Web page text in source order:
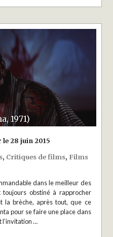
1971)
28 juin 2015
, Critiques de films, Films
dans le meilleur des
toujours obstiné à rapprocher
la brèche, après tout, que ce
pour se faire une place dans
l’invitation …